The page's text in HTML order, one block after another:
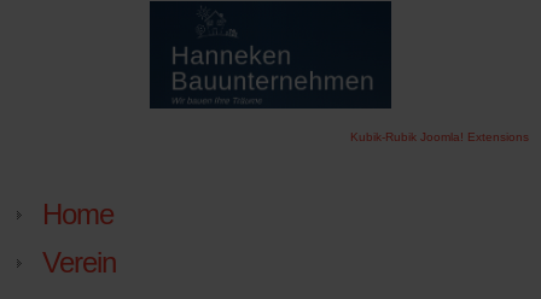
Kubik-Rubik Joomla! Extensions
Home
Verein